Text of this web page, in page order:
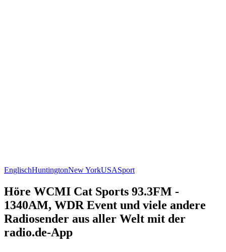
EnglischHuntingtonNew YorkUSASport
Höre WCMI Cat Sports 93.3FM -
1340AM, WDR Event und viele andere
Radiosender aus aller Welt mit der
radio.de-App